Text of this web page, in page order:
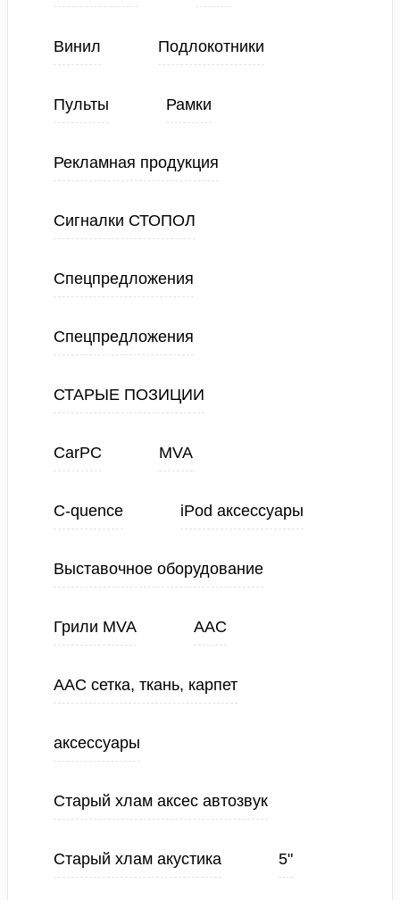
Винил Подлокотники
Пульты Рамки
Рекламная продукция
Сигналки СТОПОЛ
Спецпредложения
Спецпредложения
СТАРЫЕ ПОЗИЦИИ
CarPC MVA
C-quence iPod аксессуары
Выставочное оборудование
Грили MVA ААС
ААС сетка, ткань, карпет
аксессуары
Старый хлам аксес автозвук
Старый хлам акустика 5"